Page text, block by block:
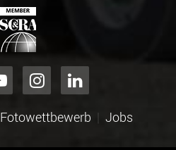
Fotowettbewerb Jobs